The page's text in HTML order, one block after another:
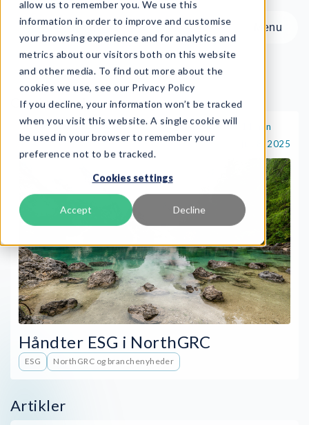
allow us to remember you. We use this
information in order to improve and customise
your browsing experience and for analytics and
metrics about our visitors both on this website
and other media. To find out more about the
cookies we use, see our Privacy Policy
If you decline, your information won’t be tracked
when you visit this website. A single cookie will
be used in your browser to remember your
preference not to be tracked.
Cookies settings
Accept Decline
Menu
Produkt
Services
Ressourcer
Om os
Book Demo
On-demand
On-demand
11 min
jul. 8, 2025
Håndter ESG i NorthGRC
ESG NorthGRC og branchenyheder
Artikler